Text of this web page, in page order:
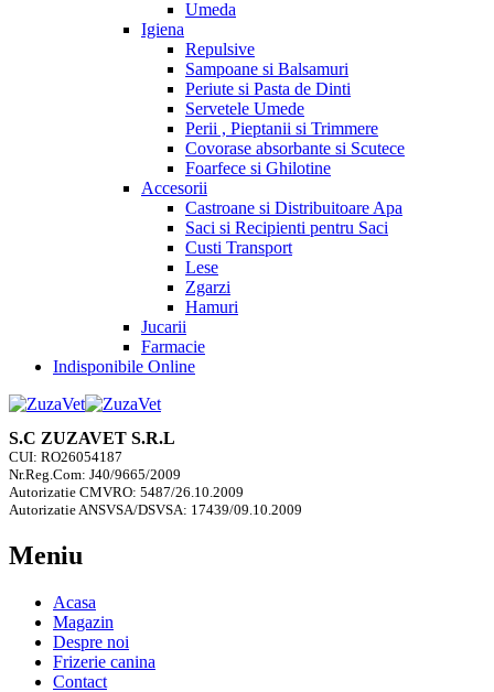
Umeda
Igiena
Repulsive
Sampoane si Balsamuri
Periute si Pasta de Dinti
Servetele Umede
Perii , Pieptanii si Trimmere
Covorase absorbante si Scutece
Foarfece si Ghilotine
Accesorii
Castroane si Distribuitoare Apa
Saci si Recipienti pentru Saci
Custi Transport
Lese
Zgarzi
Hamuri
Jucarii
Farmacie
Indisponibile Online
S.C ZUZAVET S.R.L
CUI: RO26054187
Nr.Reg.Com: J40/9665/2009
Autorizatie CMVRO: 5487/26.10.2009
Autorizatie ANSVSA/DSVSA: 17439/09.10.2009
Meniu
Acasa
Magazin
Despre noi
Frizerie canina
Contact